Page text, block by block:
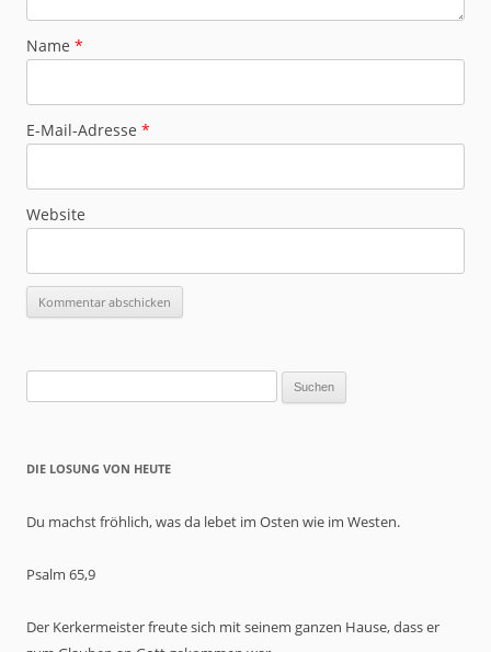
Name *
E-Mail-Adresse *
Website
DIE LOSUNG VON HEUTE
Du machst fröhlich, was da lebet im Osten wie im Westen.
Psalm 65,9
Der Kerkermeister freute sich mit seinem ganzen Hause, dass er